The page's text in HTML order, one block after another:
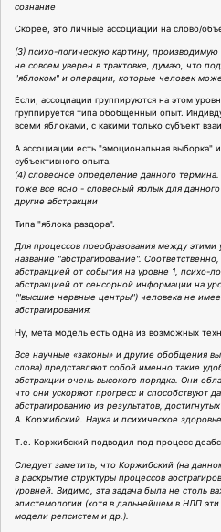
сознание
Скорее, это личные ассоциации на слово/
(3) психо-логическую картину,
не совсем уверен в трактовке, думаю, что
"яблоком" и операции, которые человек
Если, ассоциации группируются на этом
группируется типа обобщенный опыт.
всеми яблоками, с какими только субъект
А ассоциации есть "эмоциональная выборка"
субъективного опыта.
(4) словесное определение данного термина.
тоже все ясно - словесный ярлык для
другие абстракции
Типа "яблока раздора".
Для процессов преобразования между
название "абстрагирование".
абстракцией от события на уровне 1, психо-
абстракцией от сенсорной информации на
("высшие нервные центры") человека не
абстрагирования:
Ну, мета модель есть одна из возможных
Все научные «законы» и другие обобщения
слова) представляют собой именно такие
абстракции очень высокого порядка. Они
что они ускоряют прогресс и способствуют
абстрагированию из результатов,
А. Коржибский. Наука и психическое
Т.е. Коржибский подводил под процесс
Следует заметить, что Коржибский (на
в раскрытие структуры процессов
уровней. Видимо, эта задача была не столь
эпистемологии (хотя в дальнейшем в НЛП
модели репсистем и др.).